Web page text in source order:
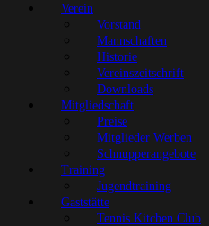
Verein
Vorstand
Mannschaften
Historie
Vereinszeitschrift
Downloads
Mitgliedschaft
Preise
Mitglieder Werben
Schnupperangebote
Training
Jugendtraining
Gaststätte
Tennis Kitchen Club